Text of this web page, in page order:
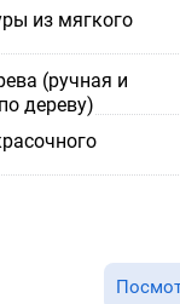
из мягкого
(ручная и
дереву)